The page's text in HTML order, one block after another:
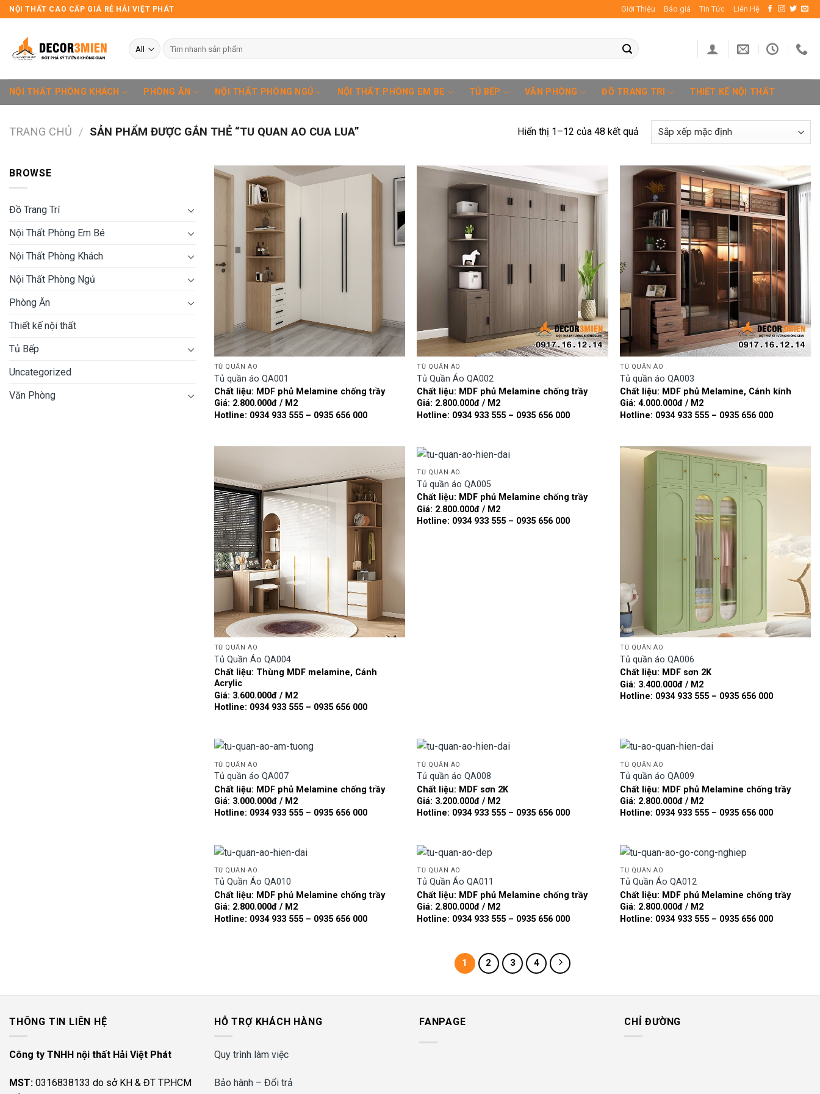
Skip
to
content
NỘI THẤT CAO CẤP GIÁ RẺ HẢI VIỆT PHÁT Giới Thiệu Báo giá Tin Tức Liên Hệ
Tìm
kiếm:
NỘI THẤT PHÒNG KHÁCH PHÒNG ĂN NỘI THẤT PHÒNG NGỦ NỘI THẤT PHÒNG EM BÉ TỦ BẾP VĂN PHÒNG ĐỒ TRANG TRÍ THIẾT KẾ NỘI THẤT
TRANG CHỦ / SẢN PHẨM ĐƯỢC GẮN THẺ “TU QUAN AO CUA LUA” Hiển thị 1–12 của 48 kết quả
BROWSE
Đồ Trang Trí
Nội Thất Phòng Em Bé
Nội Thất Phòng Khách
Nội Thất Phòng Ngủ
Phòng Ăn
Thiết kế nội thất
Tủ Bếp
Uncategorized
Văn Phòng
TỦ QUẦN ÁO
Tủ quần áo QA001
Chất liệu: MDF phủ Melamine chống trầy
Giá: 2.800.000đ / M2
Hotline: 0934 933 555 – 0935 656 000
Add to
TỦ QUẦN ÁO
Tủ Quần Áo QA002
Chất liệu: MDF phủ Melamine chống trầy
Giá: 2.800.000đ / M2
Hotline: 0934 933 555 – 0935 656 000
Add to
wishlist
TỦ QUẦN ÁO
Tủ quần áo QA003
Chất liệu: MDF phủ Melamine, Cánh kính
Giá: 4.000.000đ / M2
Hotline: 0934 933 555 – 0935 656 000
Add to
TỦ QUẦN ÁO
Tủ Quần Áo QA004
Chất liệu: Thùng MDF melamine, Cánh
Acrylic
Giá: 3.600.000đ / M2
Hotline: 0934 933 555 – 0935 656 000
Add to
TỦ QUẦN ÁO
Tủ quần áo QA005
Chất liệu: MDF phủ Melamine chống trầy
Giá: 2.800.000đ / M2
Hotline: 0934 933 555 – 0935 656 000
TỦ QUẦN ÁO
Tủ quần áo QA006
Chất liệu: MDF sơn 2K
Giá: 3.400.000đ / M2
Hotline: 0934 933 555 – 0935 656 000
Add to
TỦ QUẦN ÁO
Tủ quần áo QA007
Chất liệu: MDF phủ Melamine chống trầy
Giá: 3.000.000đ / M2
Hotline: 0934 933 555 – 0935 656 000
TỦ QUẦN ÁO
Tủ quần áo QA008
Chất liệu: MDF sơn 2K
Giá: 3.200.000đ / M2
Hotline: 0934 933 555 – 0935 656 000
Add to
TỦ QUẦN ÁO
Tủ quần áo QA009
Chất liệu: MDF phủ Melamine chống trầy
Giá: 2.800.000đ / M2
Hotline: 0934 933 555 – 0935 656 000
Add to
TỦ QUẦN ÁO
Tủ Quần Áo QA010
Chất liệu: MDF phủ Melamine chống trầy
Giá: 2.800.000đ / M2
Hotline: 0934 933 555 – 0935 656 000
Add to
TỦ QUẦN ÁO
Tủ Quần Áo QA011
Chất liệu: MDF phủ Melamine chống trầy
Giá: 2.800.000đ / M2
Hotline: 0934 933 555 – 0935 656 000
Add to
TỦ QUẦN ÁO
Tủ Quần Áo QA012
Chất liệu: MDF phủ Melamine chống trầy
Giá: 2.800.000đ / M2
Hotline: 0934 933 555 – 0935 656 000
1 2 3 4
THÔNG TIN LIÊN HỆ
Công ty TNHH nội thất Hải Việt Phát
MST: 0316838133 do sở KH & ĐT TP.HCM
HỖ TRỢ KHÁCH HÀNG
Quy trình làm việc
Bảo hành – Đổi trả
FANPAGE CHỈ ĐƯỜNG